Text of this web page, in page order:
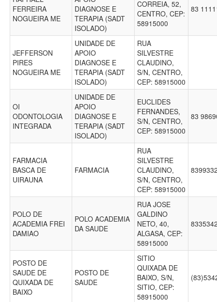
FERREIRA
NOGUEIRA ME
DIAGNOSE E
TERAPIA (SADT
ISOLADO)
CORREIA, 52,
CENTRO, CEP:
58915000
83
JEFFERSON
PIRES
NOGUEIRA ME
UNIDADE DE
APOIO
DIAGNOSE E
TERAPIA (SADT
ISOLADO)
RUA
SILVESTRE
CLAUDINO,
S/N, CENTRO,
CEP: 58915000
OI
ODONTOLOGIA
INTEGRADA
UNIDADE DE
APOIO
DIAGNOSE E
TERAPIA (SADT
ISOLADO)
EUCLIDES
FERNANDES,
S/N, CENTRO,
CEP: 58915000
83
FARMACIA
BASCA DE
UIRAUNA
FARMACIA
RUA
SILVESTRE
CLAUDINO,
S/N, CENTRO,
CEP: 58915000
POLO DE
ACADEMIA FREI
DAMIAO
POLO ACADEMIA
DA SAUDE
RUA JOSE
GALDINO
NETO, 40,
ALGASA, CEP:
58915000
POSTO DE
SAUDE DE
QUIXADA DE
BAIXO
POSTO DE
SAUDE
SITIO
QUIXADA DE
BAIXO, S/N,
SITIO, CEP:
58915000